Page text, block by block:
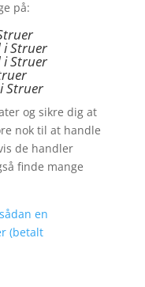
på:
i Struer
i Struer
Struer
og sikre dig at
nok til at handle
de handler
finde mange
en
(betalt